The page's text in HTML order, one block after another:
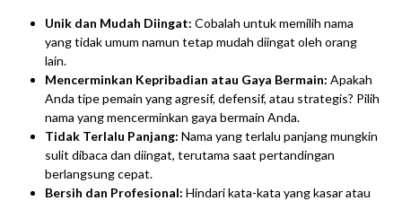
Unik dan Mudah Diingat: Cobalah untuk memilih nama
yang tidak umum namun tetap mudah diingat oleh orang
lain.
Mencerminkan Kepribadian atau Gaya Bermain: Apakah
Anda tipe pemain yang agresif, defensif, atau strategis? Pilih
nama yang mencerminkan gaya bermain Anda.
Tidak Terlalu Panjang: Nama yang terlalu panjang mungkin
sulit dibaca dan diingat, terutama saat pertandingan
berlangsung cepat.
Bersih dan Profesional: Hindari kata-kata yang kasar atau